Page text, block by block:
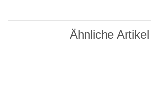
Ähnliche Artikel